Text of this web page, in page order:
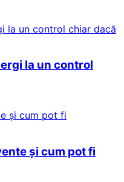
la un control
și cum pot fi